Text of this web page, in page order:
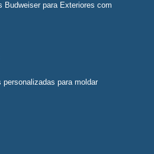
Budweiser para Exteriores com
para moldar